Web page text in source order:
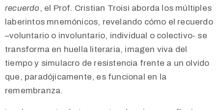
recuerdo , el Prof. Cristian Troisi aborda los múltiples
laberintos mnemónicos, revelando cómo el recuerdo
–voluntario o involuntario, individual o colectivo- se
transforma en huella literaria, imagen viva del
tiempo y simulacro de resistencia frente a un olvido
que, paradójicamente, es funcional en la
remembranza.